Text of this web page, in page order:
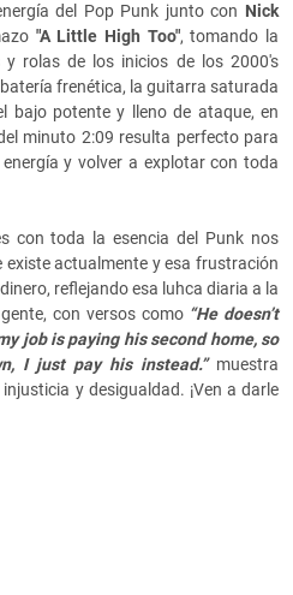
del Pop Punk junto con Nick
"A Little High Too", tomando la
y rolas de los inicios de los 2000's
frenética, la guitarra saturada
bajo potente y lleno de ataque, en
minuto 2:09 resulta perfecto para
y volver a explotar con toda
con toda la esencia del Punk nos
existe actualmente y esa frustración
reflejando esa luhca diaria a la
con versos como “He doesn’t
job is paying his second home, so
I just pay his instead.”muestra
y desigualdad. ¡Ven a darle